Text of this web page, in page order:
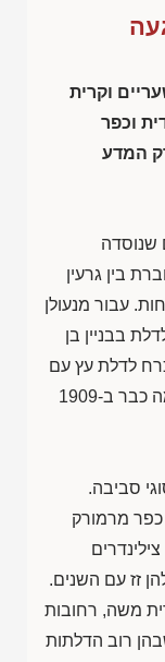
וקרית
וכפר
המדע
תושבים שנוסדה
בין גרעין
עבור מנעולן
בבניין בן
לדלת עץ עם
משקוף מקורי בשעריים, השכונה שהוקמה כבר ב-1909
סביבה.
כפר מרמורק
זז עם השנים.
משה, רחובות
רוב הדלתות